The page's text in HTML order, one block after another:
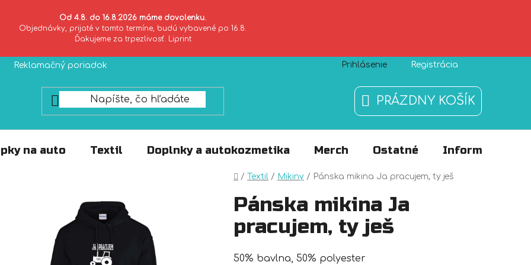
Od 4.8. do 16.8.2026 máme dovolenku.
Objednávky, prijaté v tomto termíne, budú vybavené po 16.8.
Ďakujeme za trpezlivosť. Liprint
Reklamačný poriadok Zásady používania súborov cookies O nás
Prihlásenie Registrácia
NÁKUPNÝ
KOŠÍK
PRÁZDNY KOŠÍK
na auto Textil Doplnky a autokozmetika Merch Ostatné Informácie
Domov
/ Textil / Mikiny / Pánska mikina Ja pracujem, ty ješ
Pánska mikina Ja
pracujem, ty ješ
50% bavlna, 50% polyester